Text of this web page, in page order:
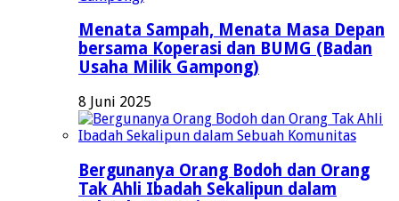
Menata Sampah, Menata Masa Depan
bersama Koperasi dan BUMG (Badan
Usaha Milik Gampong)
8 Juni 2025
Bergunanya Orang Bodoh dan Orang
Tak Ahli Ibadah Sekalipun dalam